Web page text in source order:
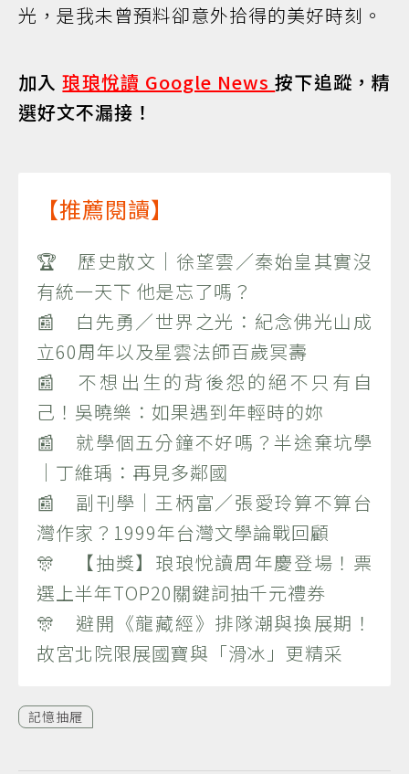
光，是我未曾預料卻意外拾得的美好時刻。
加入琅琅悅讀 Google News按下追蹤，精
選好文不漏接！
【推薦閱讀】
🏆 歷史散文｜徐望雲／秦始皇其實沒
有統一天下 他是忘了嗎？
📰 白先勇／世界之光：紀念佛光山成
立60周年以及星雲法師百歲冥壽
📰 不想出生的背後怨的絕不只有自
己！吳曉樂：如果遇到年輕時的妳
📰 就學個五分鐘不好嗎？半途棄坑學
｜丁維瑀：再見多鄰國
📰 副刊學｜王柄富／張愛玲算不算台
灣作家？1999年台灣文學論戰回顧
🎊 【抽獎】琅琅悅讀周年慶登場！票
選上半年TOP20關鍵詞抽千元禮券
🎊 避開《龍藏經》排隊潮與換展期！
故宮北院限展國寶與「滑冰」更精采
記憶抽屜